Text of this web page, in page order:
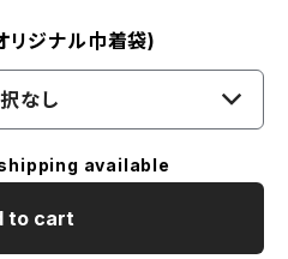
リジナル巾着袋)
なし
available
to cart